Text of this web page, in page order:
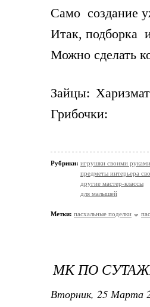
Само создание
Итак, подборка
Можно сделать
Зайцы:
Грибочки:
Рубрики: игрушки своими руками
предметы интерьера
другие мастер-классы
для малышей
Метки: пасхальные поделки
МК ПО
Вторник, 25 Марта